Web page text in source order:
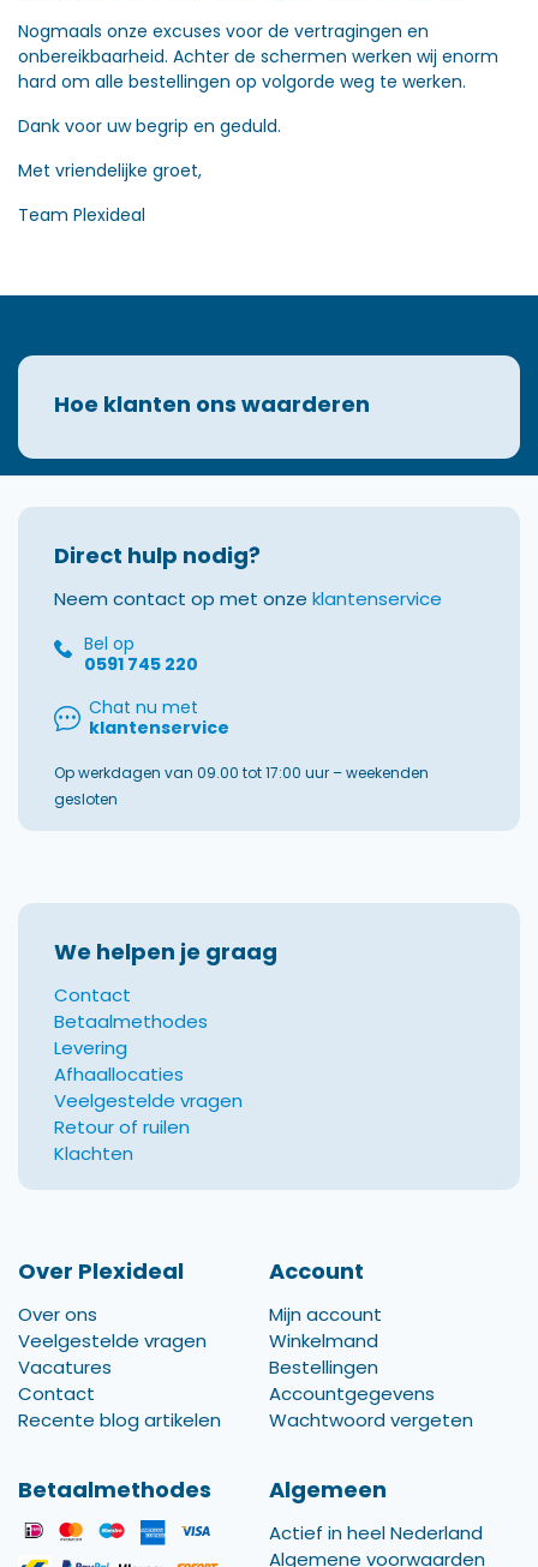
Nogmaals onze excuses voor de vertragingen en
onbereikbaarheid. Achter de schermen werken wij enorm
hard om alle bestellingen op volgorde weg te werken.
Dank voor uw begrip en geduld.
Met vriendelijke groet,
Team Plexideal
Hoe klanten ons waarderen
Direct hulp nodig?
Neem contact op met onze klantenservice
Bel op
0591 745 220
Chat nu met
klantenservice
Op werkdagen van 09.00 tot 17:00 uur – weekenden
gesloten
We helpen je graag
Contact
Betaalmethodes
Levering
Afhaallocaties
Veelgestelde vragen
Retour of ruilen
Klachten
Over Plexideal
Over ons
Veelgestelde vragen
Vacatures
Contact
Recente blog artikelen
Account
Mijn account
Winkelmand
Bestellingen
Accountgegevens
Wachtwoord vergeten
Betaalmethodes Algemeen
Actief in heel Nederland
Algemene voorwaarden